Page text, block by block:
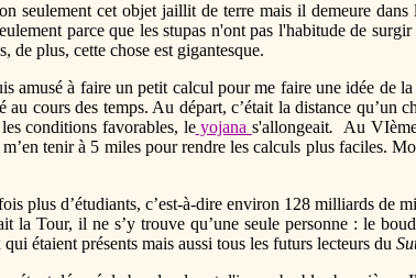
seulement cet objet jaillit de terre mais il demeure
parce que les stupas n'ont pas l'habitude de
de plus, cette chose est gigantesque.
amusé à faire un petit calcul pour me faire une idée de
cours des temps. Au départ, c’était la distance qu’un
conditions favorables, leyojana s'allongeait.
Au
tenir à 5 miles pour rendre les calculs plus faciles.
plus d’étudiants, c’est-à-dire environ 128 milliards de
la Tour, il ne s’y trouve qu’une seule personne : le
étaient présents mais aussi tous les futurs lecteurs du